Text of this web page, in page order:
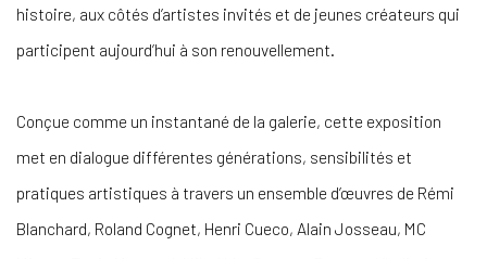
histoire, aux côtés d’artistes invités et de jeunes créateurs qui
participent aujourd’hui à son renouvellement.
Conçue comme un instantané de la galerie, cette exposition
met en dialogue différentes générations, sensibilités et
pratiques artistiques à travers un ensemble d’œuvres de Rémi
Blanchard, Roland Cognet, Henri Cueco, Alain Josseau, MC